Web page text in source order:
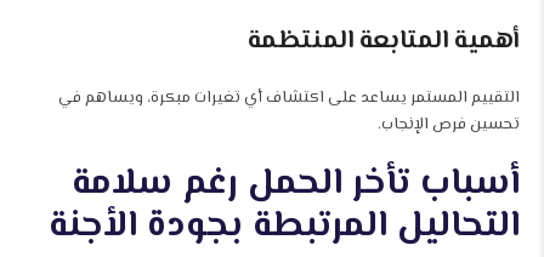
أهمية المتابعة المنتظمة
التقييم المستمر يساعد على اكتشاف أي تغيرات مبكرة، ويساهم في
تحسين فرص الإنجاب.
أسباب تأخر الحمل رغم سلامة
التحاليل المرتبطة بجودة الأجنة